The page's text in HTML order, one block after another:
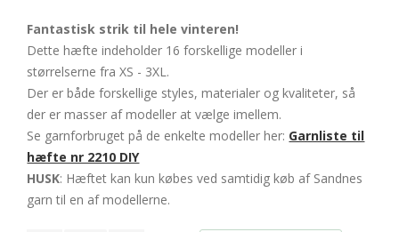
Fantastisk strik til hele vinteren!
Dette hæfte indeholder 16 forskellige modeller i
størrelserne fra XS - 3XL.
Der er både forskellige styles, materialer og kvaliteter, så
der er masser af modeller at vælge imellem.
Se garnforbruget på de enkelte modeller her: Garnliste til
hæfte nr 2210 DIY
HUSK: Hæftet kan kun købes ved samtidig køb af Sandnes
garn til en af modellerne.